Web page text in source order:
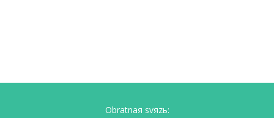
Obratnaя svяzь: